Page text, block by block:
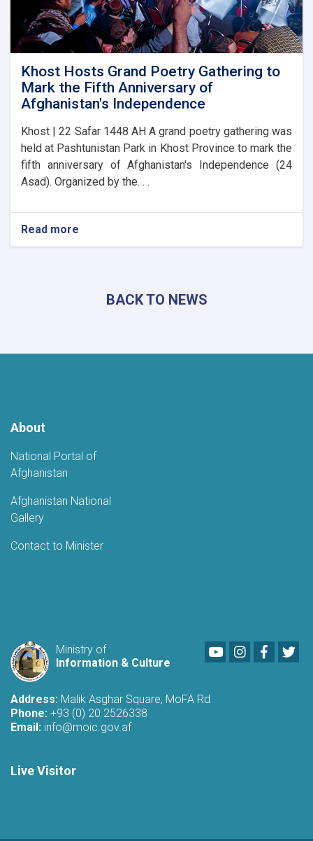
Khost Hosts Grand Poetry Gathering to
Mark the Fifth Anniversary of
Afghanistan's Independence
Khost | 22 Safar 1448 AH A grand poetry gathering was
held at Pashtunistan Park in Khost Province to mark the
fifth anniversary of Afghanistan's Independence (24
Asad). Organized by the. . .
Read more
Khost
Gathering
Fifth
BACK TO NEWS
About
National Portal of
Afghanistan
Afghanistan National
Gallery
Contact to Minister
Ministry of
Information & Culture
YoutubeLinkedIn
Address: Malik Asghar Square, MoFA Rd
Phone: +93 (0) 20 2526338
Email: info@moic.gov.af
Live Visitor